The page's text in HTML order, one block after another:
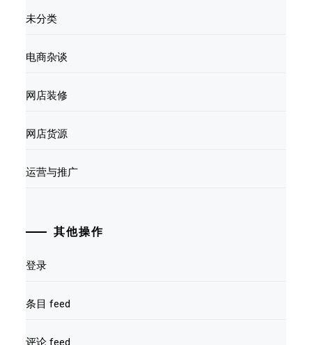
未分类
电商杂谈
网店装修
网店货源
运营与推广
其他操作
登录
条目 feed
评论 feed